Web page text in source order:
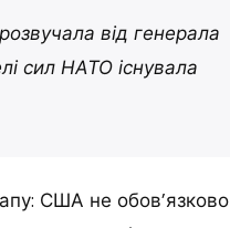
від генерала
сил НАТО існувала
США не обов’язково